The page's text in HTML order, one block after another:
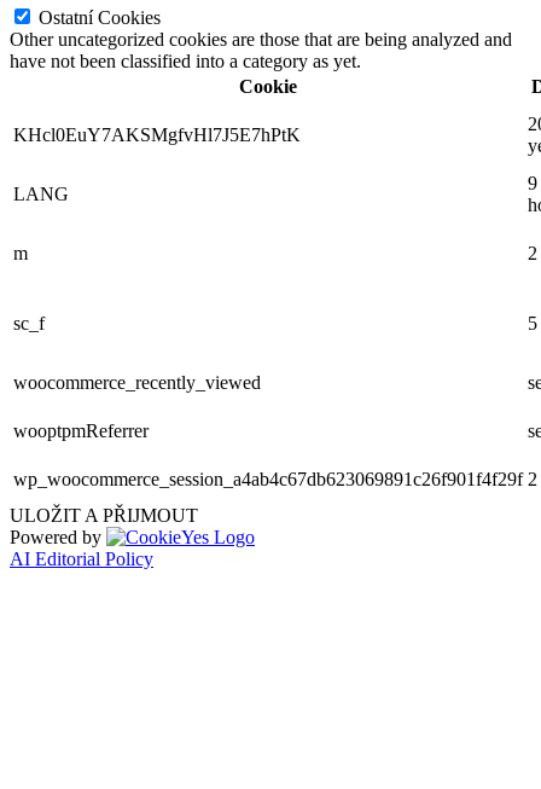
Ostatní Cookies
Other uncategorized cookies are those that are being analyzed and
have not been classified into a category as yet.
Cookie
KHcl0EuY7AKSMgfvHl7J5E7hPtK
LANG
9
m
sc_f
woocommerce_recently_viewed
wooptpmReferrer
wp_woocommerce_session_a4ab4c67db623069891c26f901f4f29f
ULOŽIT A PŘIJMOUT
Powered by
AI Editorial Policy